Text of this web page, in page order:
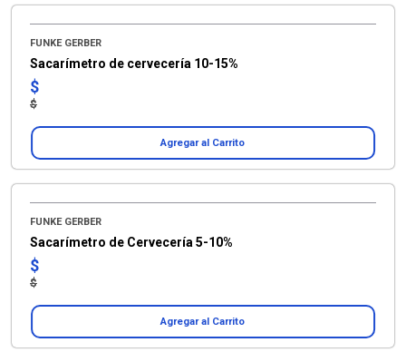
FUNKE GERBER
Sacarímetro de cervecería 10-15%
$
$
Agregar al Carrito
FUNKE GERBER
Sacarímetro de Cervecería 5-10%
$
$
Agregar al Carrito